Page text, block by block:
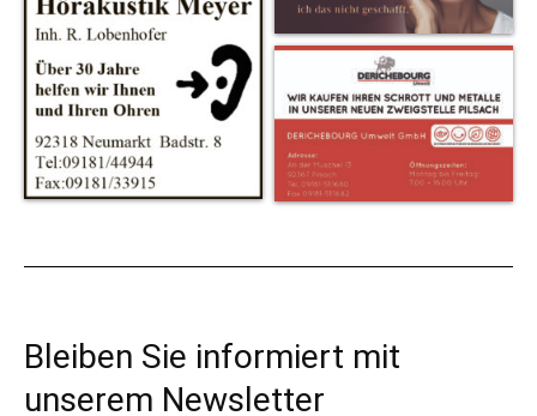
Bleiben Sie informiert mit
unserem Newsletter